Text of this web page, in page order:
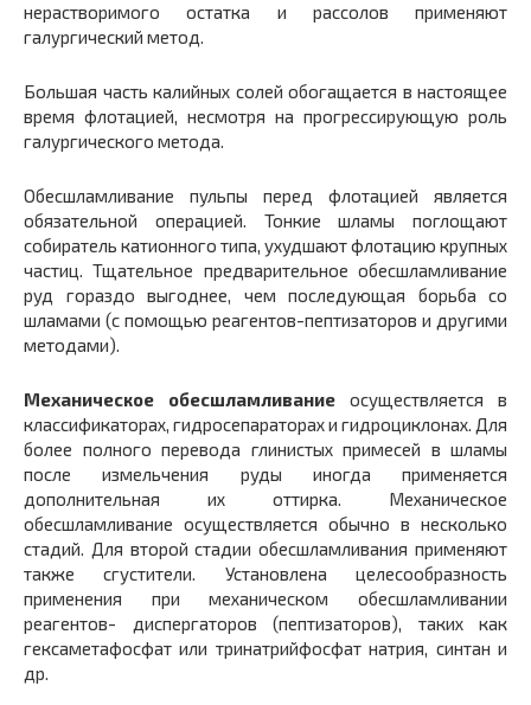
нерастворимого остатка и рассолов применяют
галургический метод.
Большая часть калийных солей обогащается в настоящее
время флотацией, несмотря на прогрессирующую роль
галургического метода.
Обесшламливание пульпы перед флотацией является
обязательной операцией. Тонкие шламы поглощают
собиратель катионного типа, ухудшают флотацию крупных
частиц. Тщательное предварительное обесшламливание
руд гораздо выгоднее, чем последующая борьба со
шламами (с помощью реагентов-пептизаторов и другими
методами).
Механическое обесшламливание осуществляется в
классификаторах, гидросепараторах и гидроциклонах. Для
более полного перевода глинистых примесей в шламы
после измельчения руды иногда применяется
дополнительная их оттирка. Механическое
обесшламливание осуществляется обычно в несколько
стадий. Для второй стадии обесшламливания применяют
также сгустители. Установлена целесообразность
применения при механическом обесшламливании
реагентов- диспергаторов (пептизаторов), таких как
гексаметафосфат или тринатрийфосфат натрия, синтан и
др.